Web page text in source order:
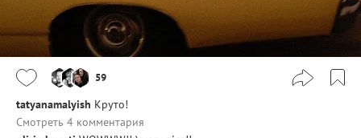
59
tatyanamalyish Круто!
Смотреть 4 комментария